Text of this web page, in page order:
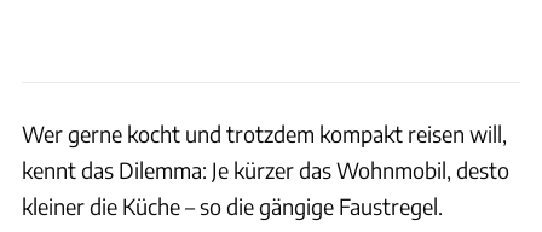
Wer gerne kocht und trotzdem kompakt reisen will,
kennt das Dilemma: Je kürzer das Wohnmobil, desto
kleiner die Küche – so die gängige Faustregel.